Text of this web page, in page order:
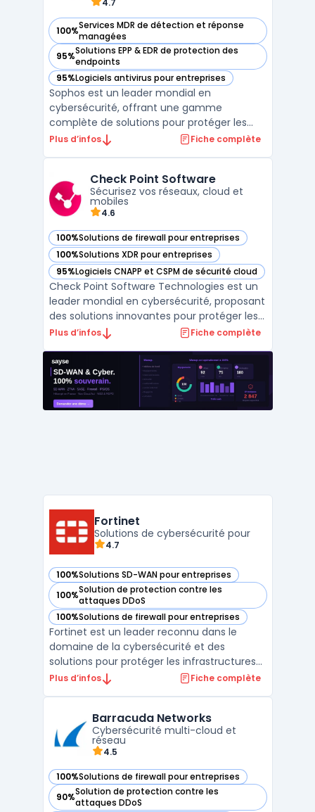
100%Services MDR de détection et réponse
managées
— voir Sophos dans cette catégorie
95%Solutions EPP & EDR de protection des
endpoints
— voir Sophos dans cette catégorie
95%Logiciels antivirus pour entreprises
— voir Sophos dans cette catégorie
Sophos est un leader mondial en
cybersécurité, offrant une gamme
complète de solutions pour protéger les
endpoints, les réseaux, les applications
technologies avancées avec une gestion
centralisée pour simplifier la cybers ...
Plus d’infos Fiche complète
Check Point Software
Sécurisez vos réseaux, cloud et
mobiles
4.6
100%Solutions de firewall pour entreprises
— voir Check Point Software dans cette catégorie
100%Solutions XDR pour entreprises
— voir Check Point Software dans cette catégorie
95%Logiciels CNAPP et CSPM de sécurité cloud
— voir Check Point Software dans cette catégorie
Check Point Software Technologies est un
leader mondial en cybersécurité, proposant
des solutions innovantes pour protéger les
entreprises contre les cybermenaces de
approche intégrée, Check Point offre une
protection complète pour les réseaux, le
cloud, et les appa ...
Plus d’infos Fiche complète
Fortinet
Solutions de cybersécurité pour
4.7
100%Solutions SD-WAN pour entreprises
— voir Fortinet dans cette catégorie
100%Solution de protection contre les
attaques DDoS
— voir Fortinet dans cette catégorie
100%Solutions de firewall pour entreprises
— voir Fortinet dans cette catégorie
Fortinet est un leader reconnu dans le
domaine de la cybersécurité et des
solutions pour protéger les infrastructures
numériques des entreprises. Avec son
cloud, et des terminaux, tout en assurant la
conformité et la perfo ...
Plus d’infos Fiche complète
Barracuda Networks
Cybersécurité multi-cloud et
réseau
4.5
100%Solutions de firewall pour entreprises
— voir Barracuda Networks dans cette catégorie
90%Solution de protection contre les
attaques DDoS
— voir Barracuda Networks dans cette catégorie